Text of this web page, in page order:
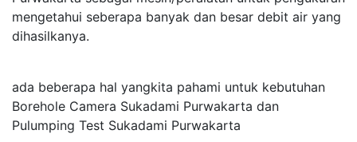
mengetahui seberapa banyak dan besar debit air yang
dihasilkanya.
ada beberapa hal yangkita pahami untuk kebutuhan
Borehole Camera Sukadami Purwakarta dan
Pulumping Test Sukadami Purwakarta